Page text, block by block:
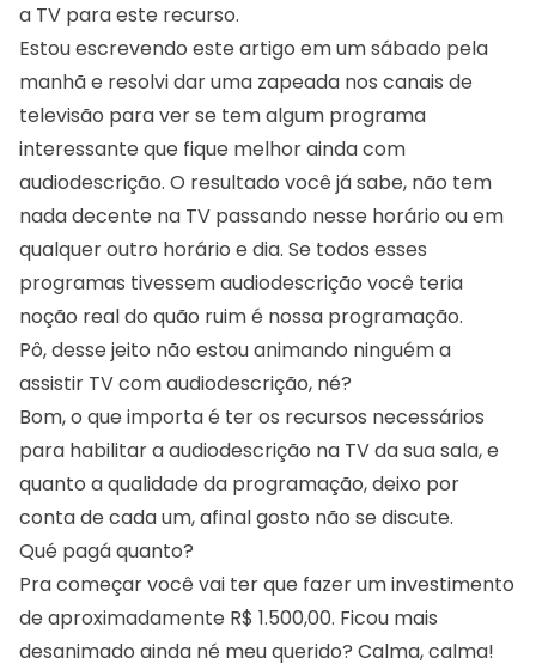
a TV para este recurso.
Estou escrevendo este artigo em um sábado pela
manhã e resolvi dar uma zapeada nos canais de
televisão para ver se tem algum programa
interessante que fique melhor ainda com
audiodescrição. O resultado você já sabe, não tem
nada decente na TV passando nesse horário ou em
qualquer outro horário e dia. Se todos esses
programas tivessem audiodescrição você teria
noção real do quão ruim é nossa programação.
Pô, desse jeito não estou animando ninguém a
assistir TV com audiodescrição, né?
Bom, o que importa é ter os recursos necessários
para habilitar a audiodescrição na TV da sua sala, e
quanto a qualidade da programação, deixo por
conta de cada um, afinal gosto não se discute.
Qué pagá quanto?
Pra começar você vai ter que fazer um investimento
de aproximadamente R$ 1.500,00. Ficou mais
desanimado ainda né meu querido? Calma, calma!